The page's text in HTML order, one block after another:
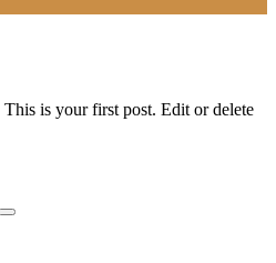
This is your first post. Edit or delete